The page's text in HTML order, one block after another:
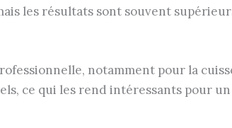
les résultats sont souvent
notamment pour la
ce qui les rend intéressants pour